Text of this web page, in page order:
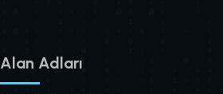
Alan Adları